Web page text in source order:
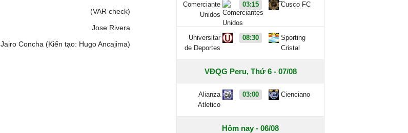
(VAR check)
Jose Rivera
Jairo Concha (Kiến tạo: Hugo Ancajima)
Comerciante
Unidos
03:15 Cusco FC
Universitar
de Deportes
08:30
Sporting
Cristal
VĐQG Peru, Thứ 6 - 07/08
Alianza
Atletico
03:00 Cienciano
Hôm nay - 06/08